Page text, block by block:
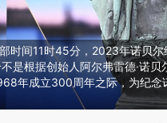
时间11时45分，2023年诺贝
是根据创始人阿尔弗雷德·诺贝
年成立300周年之际，为纪念